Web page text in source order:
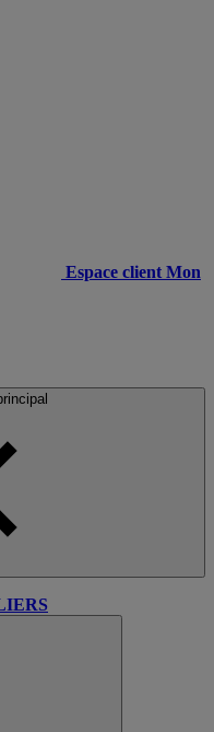
Espace client Mon